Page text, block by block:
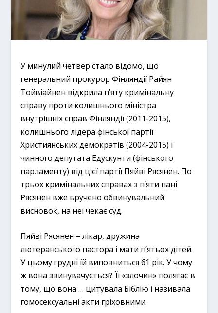
У минулий четвер стало відомо, що
генеральний прокурор Фінляндії Райян
Тойвіайнен відкрила п’яту кримінальну
справу проти колишнього міністра
внутрішніх справ Фінляндії (2011-2015),
колишнього лідера фінської партії
Християнських демократів (2004-2015) і
чинного депутата Едускунти (фінського
парламенту) від цієї партії Пяйві Рясянен. По
трьох кримінальних справах з п’яти пані
Рясянен вже вручено обвинувальний
висновок, на неї чекає суд.
Пяйві Рясянен – ​​лікар, дружина
лютеранського пастора і мати п’ятьох дітей.
У цьому грудні їй виповниться 61 рік. У чому
ж вона звинувачується? Її «злочин» полягає в
тому, що вона … цитувала Біблію і називала
гомосексуальні акти гріховними.